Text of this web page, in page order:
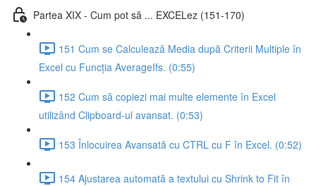
Partea XIX - Cum pot să ... EXCELez (151-170)
151 Cum se Calculează Media după Criterii Multiple în
Excel cu Funcția AverageIfs. (0:55)
152 Cum să copiezi mai multe elemente în Excel
utilizând Clipboard-ul avansat. (0:53)
153 Înlocuirea Avansată cu CTRL cu F în Excel. (0:52)
154 Ajustarea automată a textului cu Shrink to Fit în